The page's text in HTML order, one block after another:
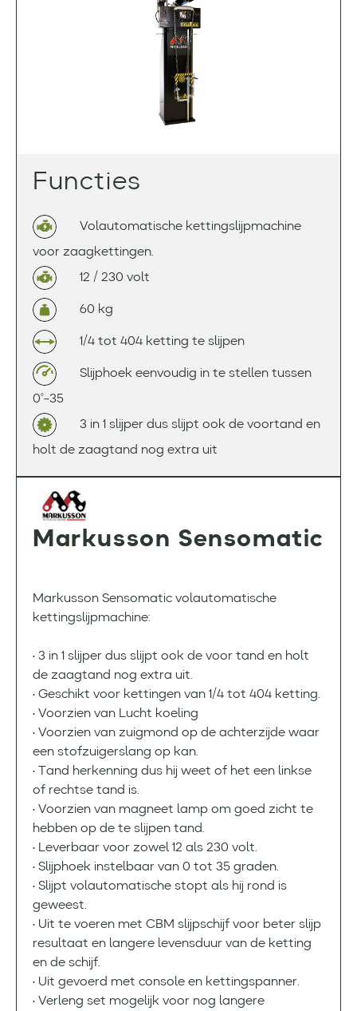
Functies
Volautomatische kettingslijpmachine
voor zaagkettingen.
12 / 230 volt
60 kg
1/4 tot 404 ketting te slijpen
Slijphoek eenvoudig in te stellen tussen
0°-35
3 in 1 slijper dus slijpt ook de voortand en
holt de zaagtand nog extra uit
Markusson Sensomatic
Markusson Sensomatic volautomatische
kettingslijpmachine:
• 3 in 1 slijper dus slijpt ook de voor tand en holt
de zaagtand nog extra uit.
• Geschikt voor kettingen van 1/4 tot 404 ketting.
• Voorzien van Lucht koeling
• Voorzien van zuigmond op de achterzijde waar
een stofzuigerslang op kan.
• Tand herkenning dus hij weet of het een linkse
of rechtse tand is.
• Voorzien van magneet lamp om goed zicht te
hebben op de te slijpen tand.
• Leverbaar voor zowel 12 als 230 volt.
• Slijphoek instelbaar van 0 tot 35 graden.
• Slijpt volautomatische stopt als hij rond is
geweest.
• Uit te voeren met CBM slijpschijf voor beter slijp
resultaat en langere levensduur van de ketting
en de schijf.
• Uit gevoerd met console en kettingspanner.
• Verleng set mogelijk voor nog langere